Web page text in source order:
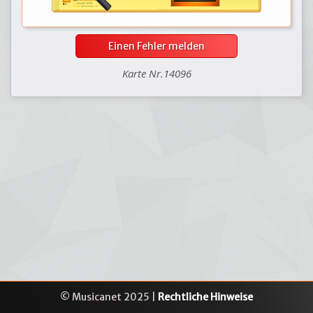
Einen Fehler melden
Karte Nr.14096
© Musicanet 2025 | Rechtliche Hinweise